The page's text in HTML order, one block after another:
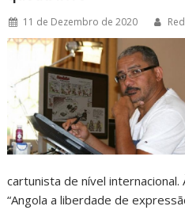
11 de Dezembro de 2020
cartunista de nível internacional.
“Angola a liberdade de